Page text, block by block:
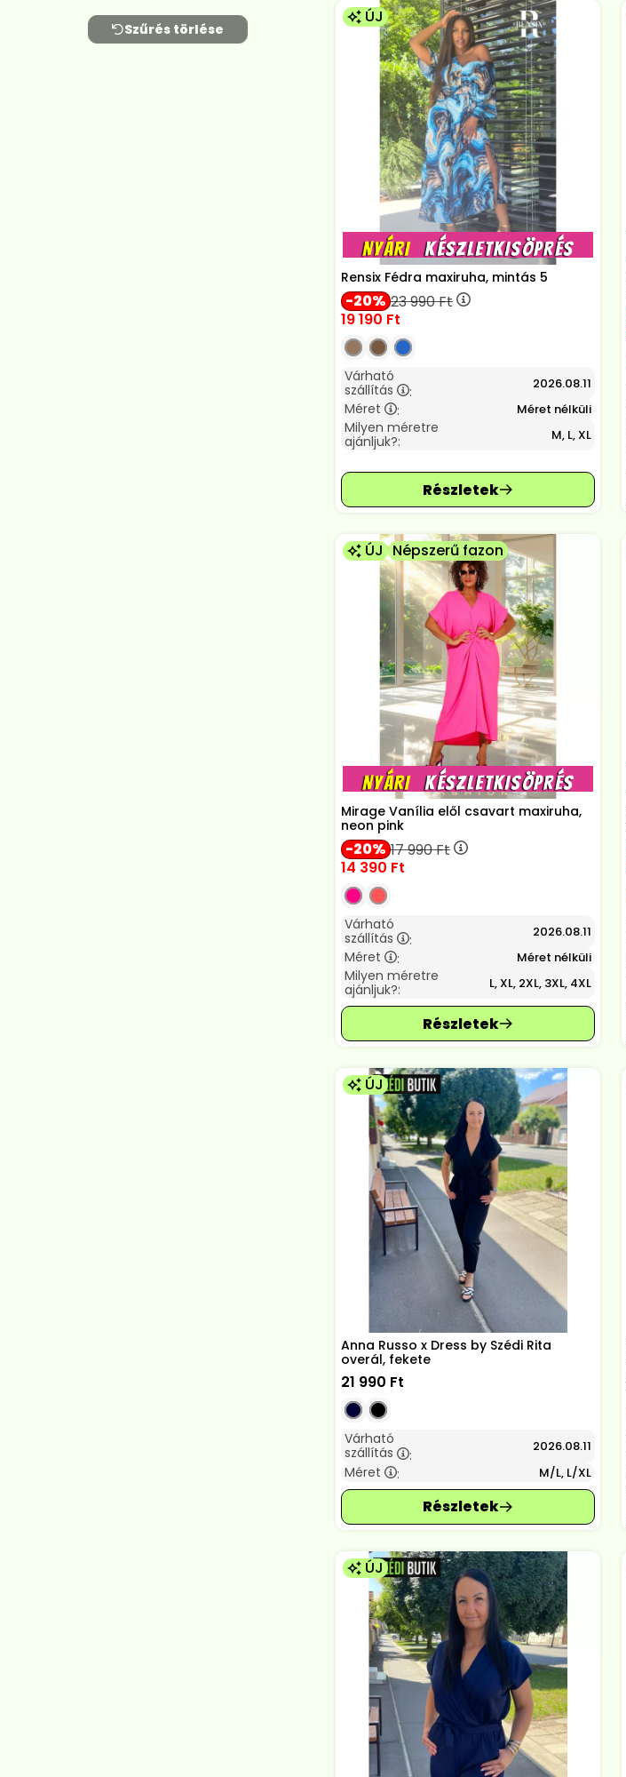
Szűrés törlése
ÚJ
Rensix Fédra maxiruha, mintás 5
20 23 990Ft
19 190 Ft
Várható
szállítás
: 2026.08.11
Méret : Méret nélküli
Milyen méretre
ajánljuk?:
M, L, XL
ÚJ Népszerű fazon
Mirage Vanília elől csavart maxiruha,
neon pink
20 17 990Ft
14 390 Ft
Várható
szállítás
: 2026.08.11
Méret : Méret nélküli
Milyen méretre
ajánljuk?:
L, XL, 2XL, 3XL, 4XL
ÚJ
Anna Russo x Dress by Szédi Rita
overál, fekete
21 990 Ft
Várható
szállítás
: 2026.08.11
Méret : M/L, L/XL
ÚJ